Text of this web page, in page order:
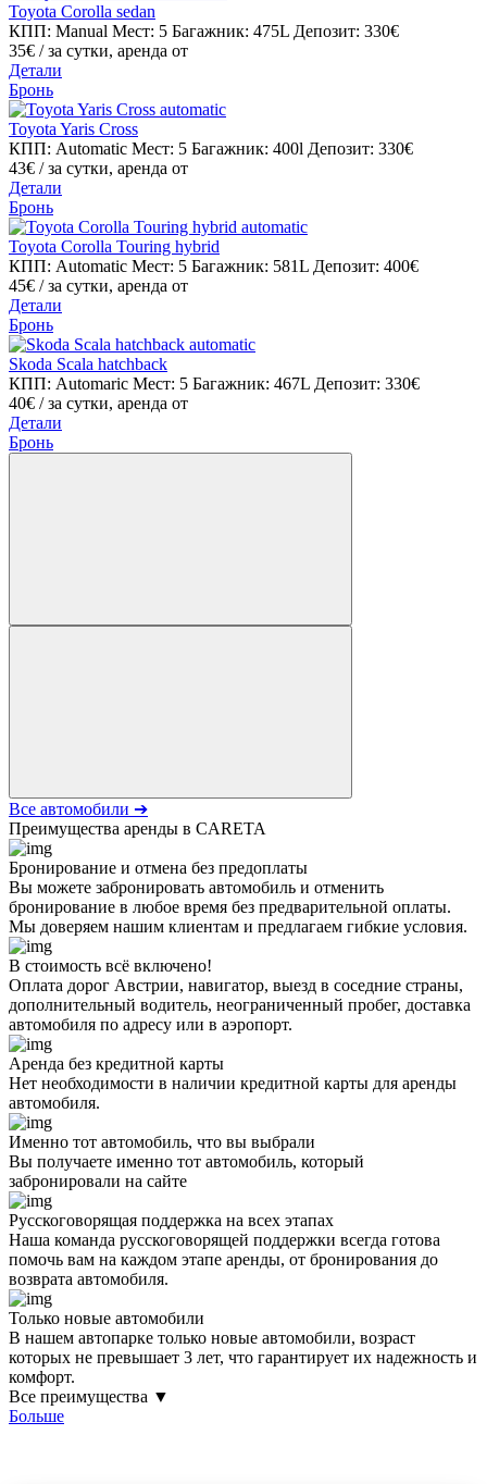
Toyota Corolla sedan
КПП: Manual Мест: 5 Багажник: 475L Депозит: 330€
35€ / за сутки, аренда от
Детали
Бронь
Toyota Yaris Cross
КПП: Automatic Мест: 5 Багажник: 400l Депозит: 330€
43€ / за сутки, аренда от
Детали
Бронь
Toyota Corolla Touring hybrid
КПП: Automatic Мест: 5 Багажник: 581L Депозит: 400€
45€ / за сутки, аренда от
Детали
Бронь
Skoda Scala hatchback
КПП: Automaric Мест: 5 Багажник: 467L Депозит: 330€
40€ / за сутки, аренда от
Детали
Бронь
Все автомобили ➔
Преимущества аренды в CARETA
Бронирование и отмена без предоплаты
Вы можете забронировать автомобиль и отменить
бронирование в любое время без предварительной оплаты.
Мы доверяем нашим клиентам и предлагаем гибкие условия.
В стоимость всё включено!
Оплата дорог Австрии, навигатор, выезд в соседние страны,
дополнительный водитель, неограниченный пробег, доставка
автомобиля по адресу или в аэропорт.
Аренда без кредитной карты
Нет необходимости в наличии кредитной карты для аренды
автомобиля.
Именно тот автомобиль, что вы выбрали
Вы получаете именно тот автомобиль, который
забронировали на сайте
Русскоговорящая поддержка на всех этапах
Наша команда русскоговорящей поддержки всегда готова
помочь вам на каждом этапе аренды, от бронирования до
возврата автомобиля.
Только новые автомобили
В нашем автопарке только новые автомобили, возраст
которых не превышает 3 лет, что гарантирует их надежность и
комфорт.
Все преимущества ▼
Больше